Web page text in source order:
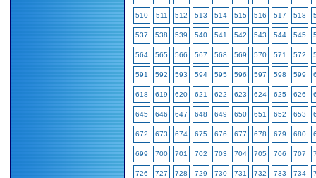
510 511 512 513 514 515 516 517 518
537 538 539 540 541 542 543 544 545
564 565 566 567 568 569 570 571 572
591 592 593 594 595 596 597 598 599
618 619 620 621 622 623 624 625 626
645 646 647 648 649 650 651 652 653
672 673 674 675 676 677 678 679 680
699 700 701 702 703 704 705 706 707
726 727 728 729 730 731 732 733 734